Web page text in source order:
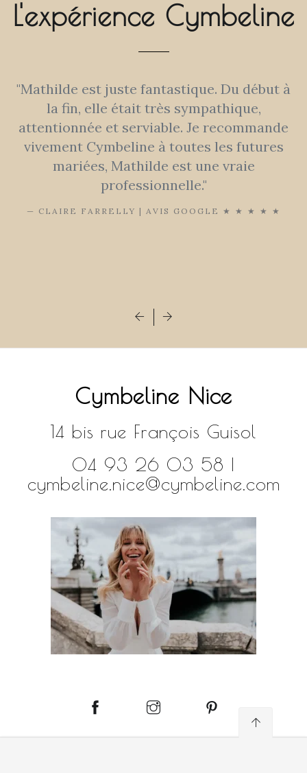
L'expérience Cymbeline
"Mathilde est juste fantastique. Du début à
la fin, elle était très sympathique,
attentionnée et serviable. Je recommande
vivement Cymbeline à toutes les futures
mariées, Mathilde est une vraie
professionnelle."
CLAIRE FARRELLY | AVIS GOOGLE ★ ★ ★ ★ ★
Cymbeline Nice
14 bis rue François Guisol
04 93 26 03 58 |
cymbeline.nice@cymbeline.com